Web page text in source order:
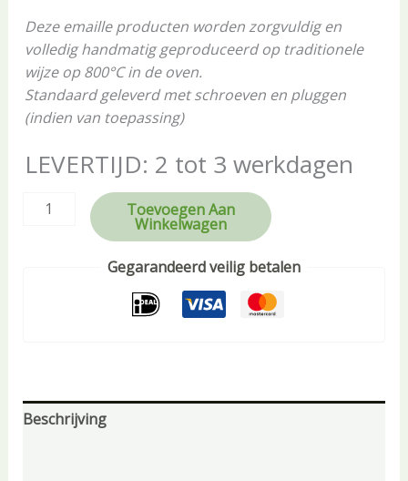
Deze emaille producten worden zorgvuldig en
volledig handmatig geproduceerd op traditionele
wijze op 800°C in de oven.
Standaard geleverd met schroeven en pluggen
(indien van toepassing)
LEVERTIJD: 2 tot 3 werkdagen
Toevoegen Aan
Winkelwagen
Gegarandeerd veilig betalen
Beschrijving